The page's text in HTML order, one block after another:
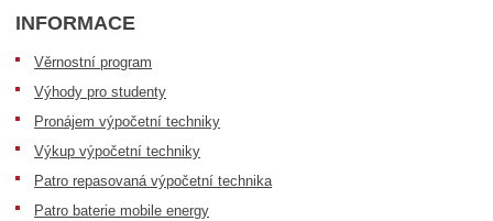
INFORMACE
Věrnostní program
Výhody pro studenty
Pronájem výpočetní techniky
Výkup výpočetní techniky
Patro repasovaná výpočetní technika
Patro baterie mobile energy